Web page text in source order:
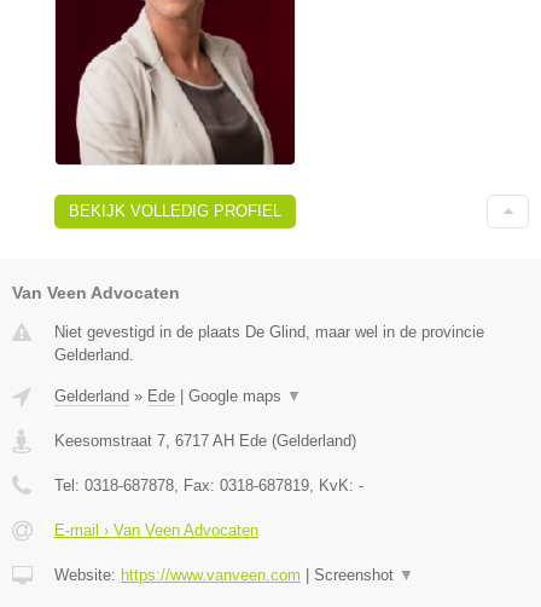
BEKIJK VOLLEDIG PROFIEL
Van Veen Advocaten
Niet gevestigd in de plaats De Glind, maar wel in de provincie
Gelderland.
Gelderland » Ede | Google maps ▼
Keesomstraat 7 6717 AH Ede (Gelderland)
Tel: 0318-687878 , Fax: 0318-687819 , KvK: -
E-mail › Van Veen Advocaten
Website: https://www.vanveen.com | Screenshot ▼